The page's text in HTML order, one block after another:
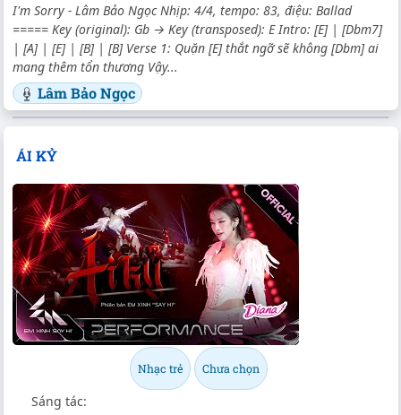
I'm Sorry - Lâm Bảo Ngọc Nhịp: 4/4, tempo: 83, điệu: Ballad
===== Key (original): Gb → Key (transposed): E Intro: [E] | [Dbm7]
| [A] | [E] | [B] | [B] Verse 1: Quặn [E] thắt ngỡ sẽ không [Dbm] ai
mang thêm tổn thương Vậy...
Lâm Bảo Ngọc
ÁI KỶ
Nhạc trẻ Chưa chọn
Sáng tác: